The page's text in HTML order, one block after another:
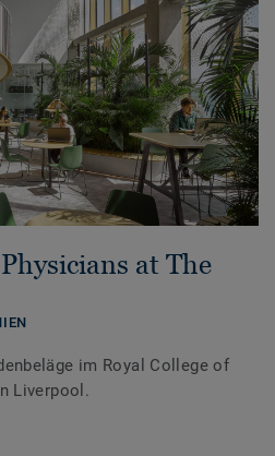
at The
im Royal College of
Liverpool.